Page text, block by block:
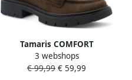
Tamaris COMFORT
Essentials Dames
Instappers- Mocca
3 webshops
€ 99,99 € 59,99